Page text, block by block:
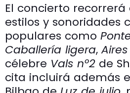
El concierto
estilos y sonoridades
populares como
Caballería ligera,
célebre Vals nº2 de
cita incluirá además